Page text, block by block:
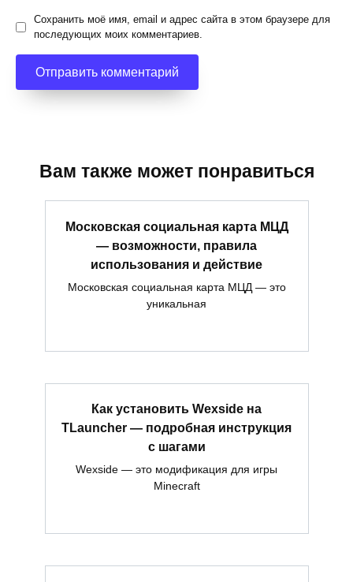
Сохранить моё имя, email и адрес сайта в этом браузере для
последующих моих комментариев.
Вам также может понравиться
Московская социальная карта МЦД
— возможности, правила
использования и действие
Московская социальная карта МЦД — это
уникальная
Как установить Wexside на
TLauncher — подробная инструкция
с шагами
Wexside — это модификация для игры
Minecraft